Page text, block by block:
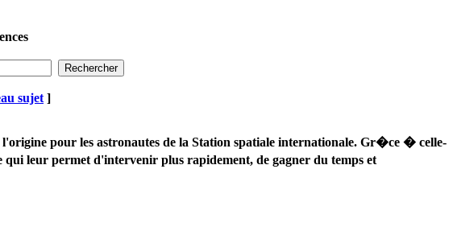
sujet ]
pour les astronautes de la Station spatiale internationale. Gr�ce � celle-
leur permet d'intervenir plus rapidement, de gagner du temps et